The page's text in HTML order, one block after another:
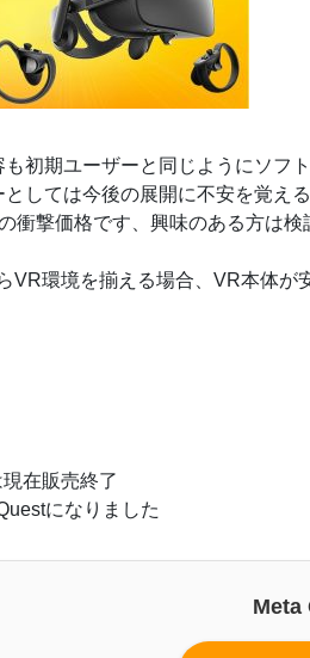
初期ユーザーと同じようにソフ
しては今後の展開に不安を覚え
衝撃価格です、興味のある方は検
VR環境を揃える場合、VR本体が
在販売終了
になりました
Meta